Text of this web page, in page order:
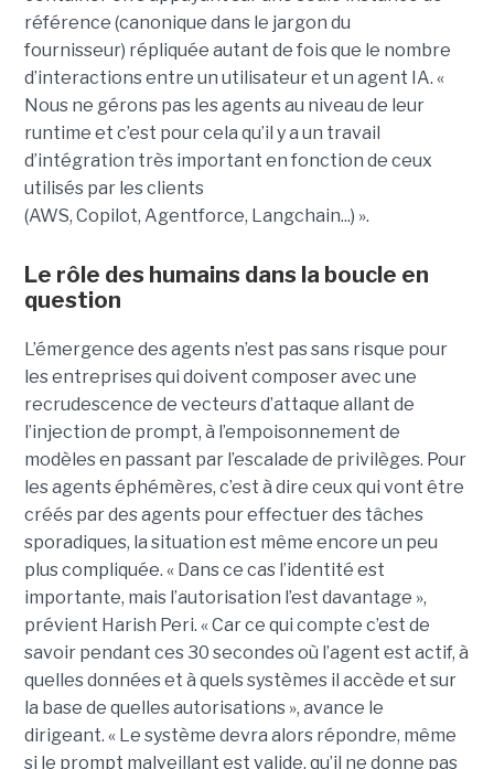
référence (canonique dans le jargon du
fournisseur) répliquée autant de fois que le nombre
d’interactions entre un utilisateur et un agent IA. «
Nous ne gérons pas les agents au niveau de leur
runtime et c’est pour cela qu’il y a un travail
d’intégration très important en fonction de ceux
utilisés par les clients
(AWS, Copilot, Agentforce, Langchain...) ».
Le rôle des humains dans la boucle en
question
L’émergence des agents n’est pas sans risque pour
les entreprises qui doivent composer avec une
recrudescence de vecteurs d’attaque allant de
l’injection de prompt, à l’empoisonnement de
modèles en passant par l’escalade de privilèges. Pour
les agents éphémères, c’est à dire ceux qui vont être
créés par des agents pour effectuer des tâches
sporadiques, la situation est même encore un peu
plus compliquée. « Dans ce cas l’identité est
importante, mais l’autorisation l’est davantage »,
prévient Harish Peri. « Car ce qui compte c’est de
savoir pendant ces 30 secondes où l’agent est actif, à
quelles données et à quels systèmes il accède et sur
la base de quelles autorisations », avance le
dirigeant. « Le système devra alors répondre, même
si le prompt malveillant est valide, qu’il ne donne pas